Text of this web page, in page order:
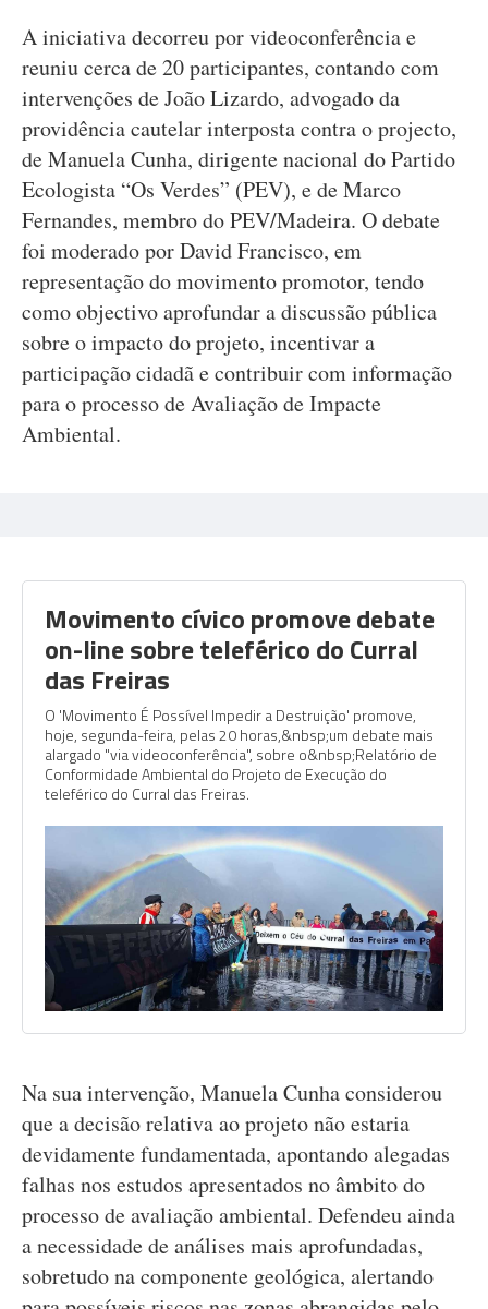
A iniciativa decorreu por videoconferência e
reuniu cerca de 20 participantes, contando com
intervenções de João Lizardo, advogado da
providência cautelar interposta contra o projecto,
de Manuela Cunha, dirigente nacional do Partido
Ecologista “Os Verdes” (PEV), e de Marco
Fernandes, membro do PEV/Madeira. O debate
foi moderado por David Francisco, em
representação do movimento promotor, tendo
como objectivo aprofundar a discussão pública
sobre o impacto do projeto, incentivar a
participação cidadã e contribuir com informação
para o processo de Avaliação de Impacte
Ambiental.
Movimento cívico promove debate
on-line sobre teleférico do Curral
das Freiras
O 'Movimento É Possível Impedir a Destruição' promove,
hoje, segunda-feira, pelas 20 horas,&nbsp;um debate mais
alargado "via videoconferência", sobre o&nbsp;Relatório de
Conformidade Ambiental do Projeto de Execução do
teleférico do Curral das Freiras.
Na sua intervenção, Manuela Cunha considerou
que a decisão relativa ao projeto não estaria
devidamente fundamentada, apontando alegadas
falhas nos estudos apresentados no âmbito do
processo de avaliação ambiental. Defendeu ainda
a necessidade de análises mais aprofundadas,
sobretudo na componente geológica, alertando